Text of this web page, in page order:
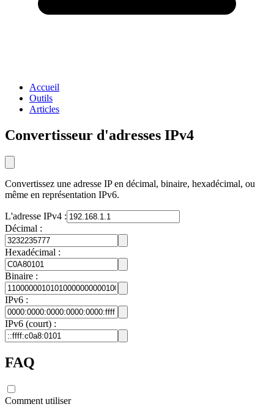
Accueil
Outils
Articles
Convertisseur d'adresses IPv4
Convertissez une adresse IP en décimal, binaire, hexadécimal, ou
même en représentation IPv6.
L'adresse IPv4 :
Décimal :
Hexadécimal :
Binaire :
IPv6 :
IPv6 (court) :
FAQ
Comment utiliser